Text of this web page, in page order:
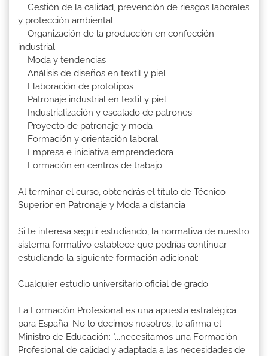
Gestión de la calidad, prevención de riesgos laborales
y protección ambiental
Organización de la producción en confección
industrial
Moda y tendencias
Análisis de diseños en textil y piel
Elaboración de prototipos
Patronaje industrial en textil y piel
Industrialización y escalado de patrones
Proyecto de patronaje y moda
Formación y orientación laboral
Empresa e iniciativa emprendedora
Formación en centros de trabajo
Al terminar el curso, obtendrás el título de Técnico
Superior en Patronaje y Moda a distancia
Si te interesa seguir estudiando, la normativa de nuestro
sistema formativo establece que podrías continuar
estudiando la siguiente formación adicional:
Cualquier estudio universitario oficial de grado
La Formación Profesional es una apuesta estratégica
para España. No lo decimos nosotros, lo afirma el
Ministro de Educación: "...necesitamos una Formación
Profesional de calidad y adaptada a las necesidades de